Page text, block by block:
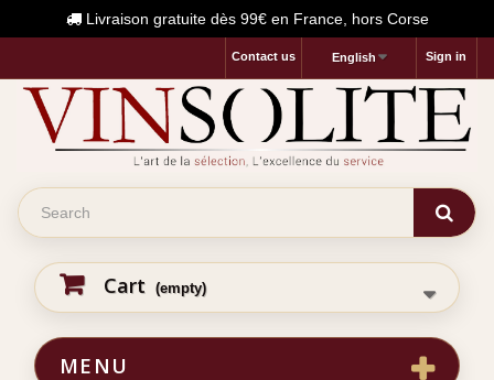
Livraison gratuite dès 99€ en France, hors Corse
Sign in
English
Contact us
Cart (empty)
MENU